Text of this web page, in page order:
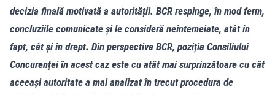
decizia finală motivată a autorității. BCR respinge, în mod ferm,
concluziile comunicate și le consideră neîntemeiate, atât în
fapt, cât și în drept. Din perspectiva BCR, poziția Consiliului
Concurenței în acest caz este cu atât mai surprinzătoare cu cât
aceeași autoritate a mai analizat în trecut procedura de